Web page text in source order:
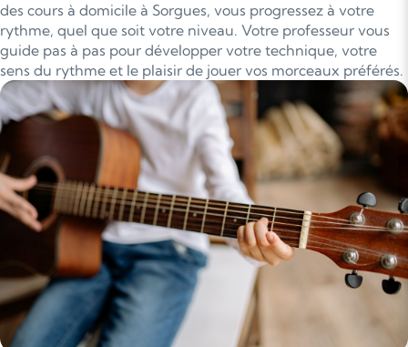
des cours à domicile à Sorgues, vous progressez à votre
rythme, quel que soit votre niveau. Votre professeur vous
guide pas à pas pour développer votre technique, votre
sens du rythme et le plaisir de jouer vos morceaux préférés.